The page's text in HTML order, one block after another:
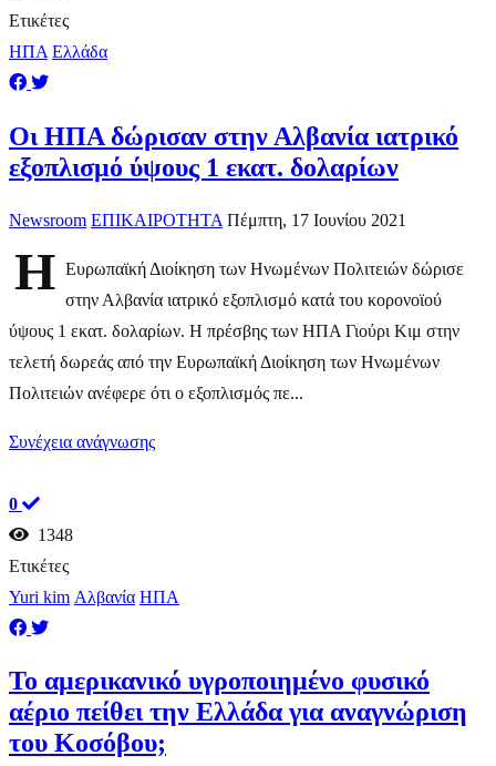
Ετικέτες
ΗΠΑ Ελλάδα
Οι ΗΠΑ δώρισαν στην Αλβανία ιατρικό
εξοπλισμό ύψους 1 εκατ. δολαρίων
Newsroom ΕΠΙΚΑΙΡΟΤΗΤΑ Πέμπτη, 17 Ιουνίου 2021
Η Ευρωπαϊκή Διοίκηση των Ηνωμένων Πολιτειών δώρισε
στην Αλβανία ιατρικό εξοπλισμό κατά του κορονοϊού
ύψους 1 εκατ. δολαρίων. Η πρέσβης των ΗΠΑ Γιούρι Κιμ στην
τελετή δωρεάς από την Ευρωπαϊκή Διοίκηση των Ηνωμένων
Πολιτειών ανέφερε ότι ο εξοπλισμός πε...
Συνέχεια ανάγνωσης
0
1348
Ετικέτες
Yuri kim Αλβανία ΗΠΑ
Το αμερικανικό υγροποιημένο φυσικό
αέριο πείθει την Ελλάδα για αναγνώριση
του Κοσόβου;